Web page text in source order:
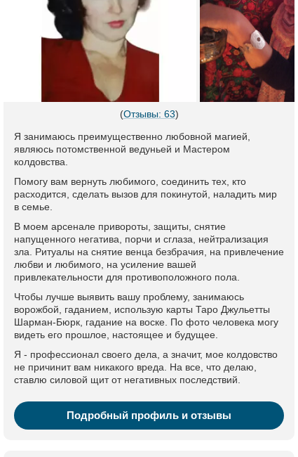
(Отзывы: 63)
Я занимаюсь преимущественно любовной магией,
являюсь потомственной ведуньей и Мастером
колдовства.
Помогу вам вернуть любимого, соединить тех, кто
расходится, сделать вызов для покинутой, наладить мир
в семье.
В моем арсенале привороты, защиты, снятие
напущенного негатива, порчи и сглаза, нейтрализация
зла. Ритуалы на снятие венца безбрачия, на привлечение
любви и любимого, на усиление вашей
привлекательности для противоположного пола.
Чтобы лучше выявить вашу проблему, занимаюсь
ворожбой, гаданием, использую карты Таро Джульетты
Шарман-Бюрк, гадание на воске. По фото человека могу
видеть его прошлое, настоящее и будущее.
Я - профессионал своего дела, а значит, мое колдовство
не причинит вам никакого вреда. На все, что делаю,
ставлю силовой щит от негативных последствий.
Подробный профиль и отзывы